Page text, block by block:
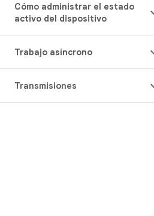
Cómo administrar el estado
activo del dispositivo
Trabajo asíncrono
Transmisiones